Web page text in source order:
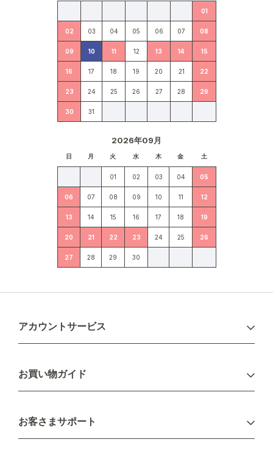
01
02 03 04 05 06 07 08
09 10 11 12 13 14 15
16 17 18 19 20 21 22
23 24 25 26 27 28 29
30 31
2026年09月
日 月 火 水 木 金 土
01 02 03 04 05
06 07 08 09 10 11 12
13 14 15 16 17 18 19
20 21 22 23 24 25 26
27 28 29 30
アカウントサービス
新規会員登録
お買い物ガイド
配送について
不良品・返品について
お客さまサポート